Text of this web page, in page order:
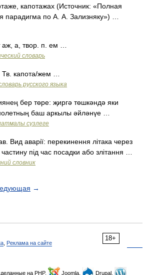
капотажах (Источник: «Полная
парадигма по А. А. Зализняку») …
а, твор. п. ем …
словарь
капота/жем …
русского языка
бер төре: җиргә төшкәндә яки
баш аркылы әйләнүе …
сүзлеге
Вид аварії: перекинення літака через
під час посадки або злітання …
словник
→
18+
Реклама на сайте
на PHP, Joomla, Drupal,